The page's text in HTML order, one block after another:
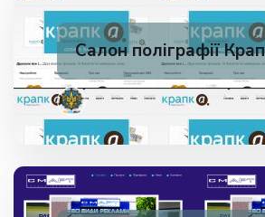
Салон поліграфії